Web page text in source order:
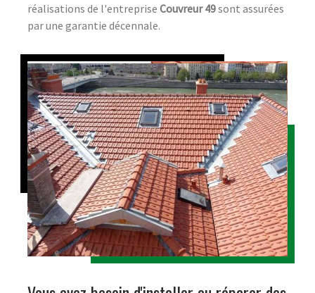
réalisations de l'entreprise Couvreur 49sont assurées
par une garantie décennale.